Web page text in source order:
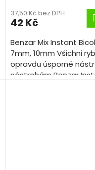
37,50 Kč bez DPH
42 Kč
Benzar Mix Instant
7mm, 10mm Všichni
opravdu úsporné
nástrahám Benzar
každý může